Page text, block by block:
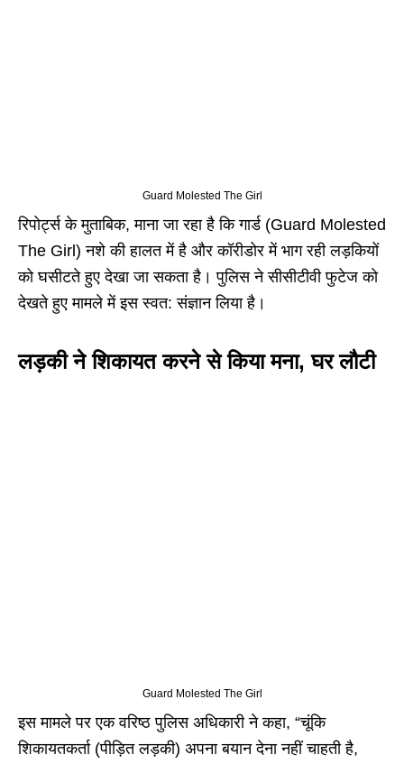
Guard Molested The Girl
रिपोर्ट्स के मुताबिक, माना जा रहा है कि गार्ड (Guard Molested
The Girl) नशे की हालत में है और कॉरीडोर में भाग रही लड़कियों
को घसीटते हुए देखा जा सकता है। पुलिस ने सीसीटीवी फुटेज को
देखते हुए मामले में इस स्वत: संज्ञान लिया है।
लड़की ने शिकायत करने से किया मना, घर लौटी
Guard Molested The Girl
इस मामले पर एक वरिष्ठ पुलिस अधिकारी ने कहा, “चूंकि
शिकायतकर्ता (पीड़ित लड़की) अपना बयान देना नहीं चाहती है,